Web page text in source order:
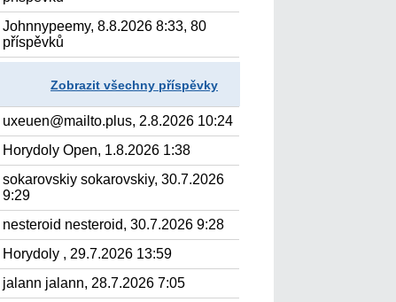
Johnnypeemy, 8.8.2026 8:33, 80
příspěvků
Zobrazit všechny příspěvky
uxeuen@mailto.plus, 2.8.2026 10:24
Horydoly Open, 1.8.2026 1:38
sokarovskiy sokarovskiy, 30.7.2026
9:29
nesteroid nesteroid, 30.7.2026 9:28
Horydoly , 29.7.2026 13:59
jalann jalann, 28.7.2026 7:05